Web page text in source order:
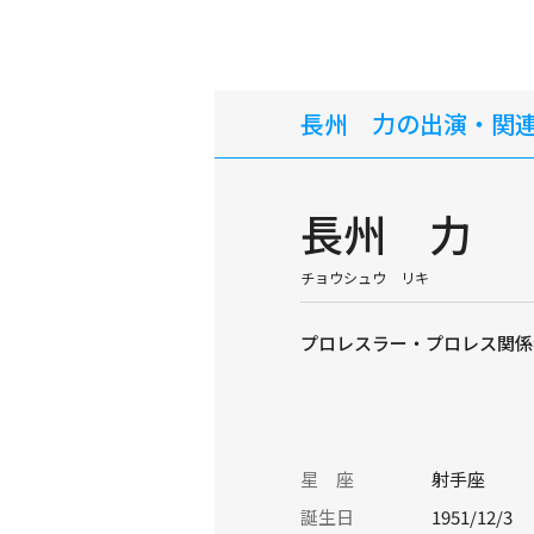
長州 力の出演・関
長州 力
チョウシュウ リキ
プロレスラー・プロレス関
星 座
射手座
誕生日
1951/12/3